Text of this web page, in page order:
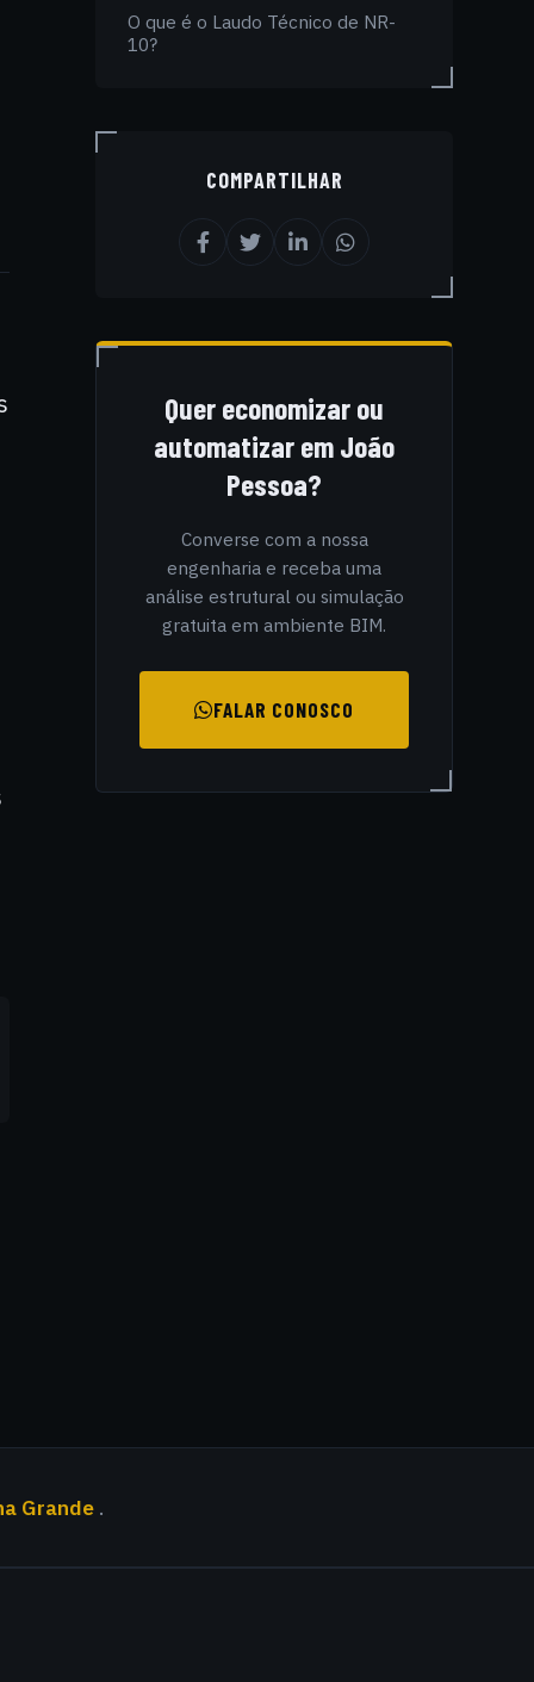
O que é o Laudo Técnico de NR-
10?
COMPARTILHAR
Quer economizar ou
automatizar em João
Pessoa?
Converse com a nossa
engenharia e receba uma
análise estrutural ou simulação
gratuita em ambiente BIM.
FALAR CONOSCO
Grande .